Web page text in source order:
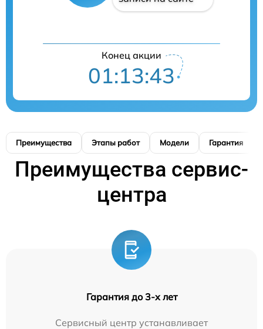
Конец акции
01:13:42
Преимущества Этапы работ Модели Гарантия
Преимущества сервис-
центра
Гарантия до 3-х лет
Сервисный центр устанавливает